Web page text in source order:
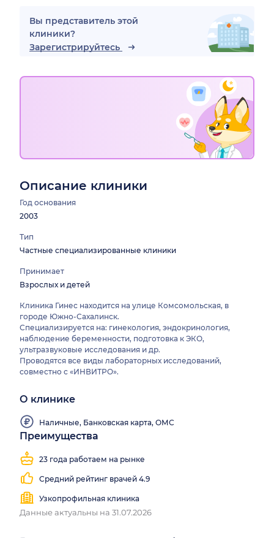
Вы представитель этой
клиники?
Зарегистрируйтесь
Описание клиники
Год основания
2003
Тип
Частные специализированные клиники
Принимает
Взрослых и детей
Клиника Гинес находится на улице Комсомольская, в
городе Южно-Сахалинск.
Специализируется на: гинекология, эндокринология,
наблюдение беременности, подготовка к ЭКО,
ультразвуковые исследования и др.
Проводятся все виды лабораторных исследований,
совместно с «ИНВИТРО».
О клинике
Наличные, Банковская карта, ОМС
Преимущества
23 года работаем на рынке
Средний рейтинг врачей 4.9
Узкопрофильная клиника
Данные актуальны на 31.07.2026